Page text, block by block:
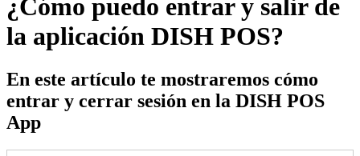
¿Cómo puedo entrar y salir de
la aplicación DISH POS?
En este artículo te mostraremos cómo
entrar y cerrar sesión en la DISH POS
App